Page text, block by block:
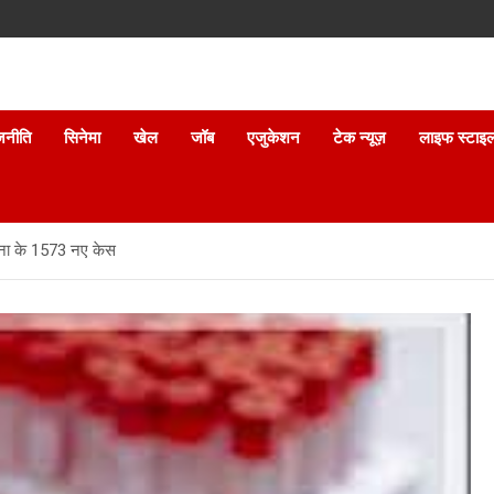
सिनेमा खेल जॉब एजुकेशन टेक न्यूज़ लाइफ
के 1573 नए केस